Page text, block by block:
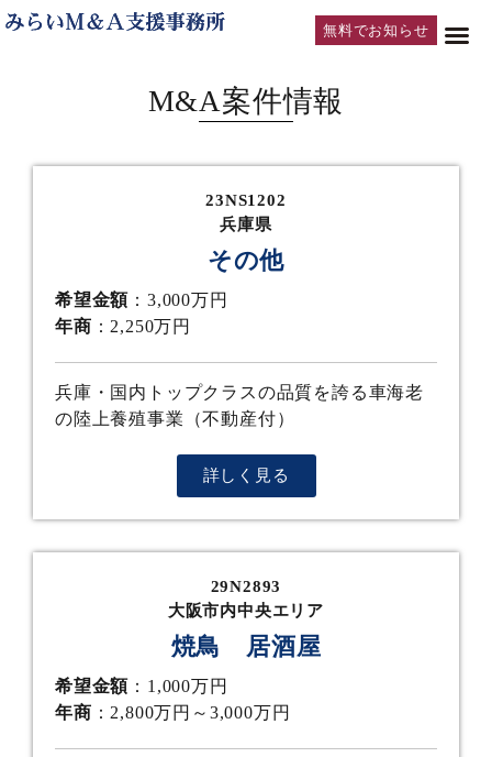
無料でお知らせ
M&A案件情報
23NS1202
兵庫県
その他
希望金額 ：3,000万円
年商 ：2,250万円
兵庫・国内トップクラスの品質を誇る車海老
の陸上養殖事業（不動産付）
詳しく見る
29N2893
大阪市内中央エリア
焼鳥 居酒屋
希望金額 ：1,000万円
年商 ：2,800万円～3,000万円